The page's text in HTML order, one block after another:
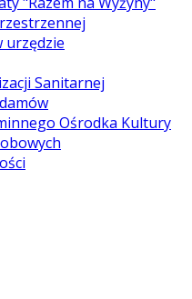
urzędzie
Sanitarnej
Ośrodka Kultury